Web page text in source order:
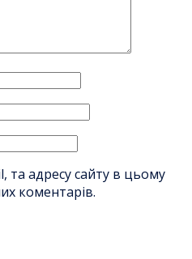
та адресу сайту в цьому
коментарів.